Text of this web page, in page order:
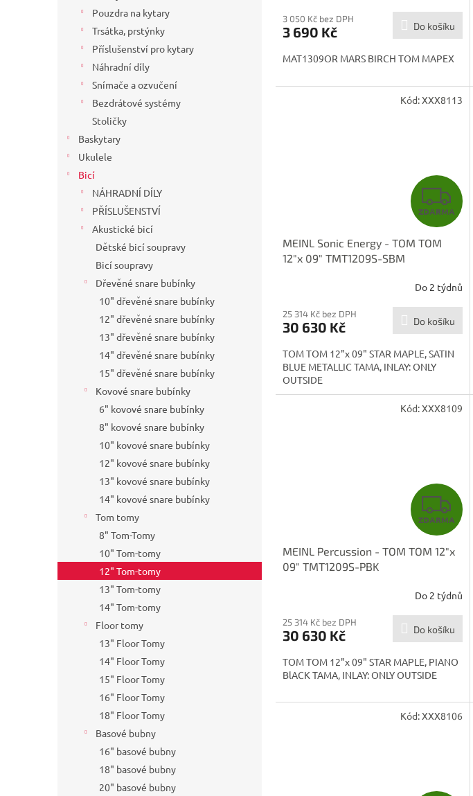
Pouzdra na kytary
Trsátka, prstýnky
Příslušenství pro kytary
Náhradní díly
Snímače a ozvučení
Bezdrátové systémy
Stoličky
Baskytary
Ukulele
Bicí
NÁHRADNÍ DÍLY
PŘÍSLUŠENSTVÍ
Akustické bicí
Dětské bicí soupravy
Bicí soupravy
Dřevěné snare bubínky
10" dřevěné snare bubínky
12" dřevěné snare bubínky
13" dřevěné snare bubínky
14" dřevěné snare bubínky
15" dřevěné snare bubínky
Kovové snare bubínky
6" kovové snare bubínky
8" kovové snare bubínky
10" kovové snare bubínky
12" kovové snare bubínky
13" kovové snare bubínky
14" kovové snare bubínky
Tom tomy
8" Tom-Tomy
10" Tom-tomy
12" Tom-tomy
13" Tom-tomy
14" Tom-tomy
Floor tomy
13" Floor Tomy
14" Floor Tomy
15" Floor Tomy
16" Floor Tomy
18" Floor Tomy
Basové bubny
16" basové bubny
18" basové bubny
20" basové bubny
3 050 Kč bez DPH
3 690 Kč Do košíku
MAT1309OR MARS BIRCH TOM MAPEX
Z
D
R
M
A
ZDARMA
MEINL Sonic Energy - TOM TOM
12"x 09" TMT1209S-SBM
Do 2 týdnů
25 314 Kč bez DPH
30 630 Kč Do košíku
TOM TOM 12"x 09" STAR MAPLE, SATIN
BLUE METALLIC TAMA, INLAY: ONLY
OUTSIDE
Kód:XXX8113
Z
D
A
R
M
A
ZDARMA
MEINL Percussion - TOM TOM 12"x
09" TMT1209S-PBK
Do 2 týdnů
25 314 Kč bez DPH
30 630 Kč Do košíku
TOM TOM 12"x 09" STAR MAPLE, PIANO
BlACK TAMA, INLAY: ONLY OUTSIDE
Kód:XXX8109
Kód:XXX8106